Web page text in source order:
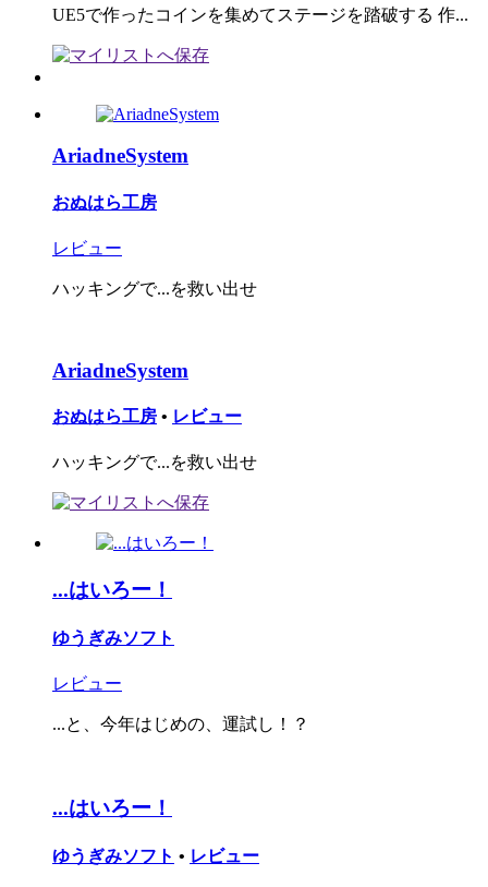
UE5で作ったコインを集めてステージを踏破する 作...
AriadneSystem
おぬはら工房
レビュー
ハッキングで...を救い出せ
AriadneSystem
おぬはら工房 • レビュー
ハッキングで...を救い出せ
...はいろー！
ゆうぎみソフト
レビュー
...と、今年はじめの、運試し！？
...はいろー！
ゆうぎみソフト • レビュー